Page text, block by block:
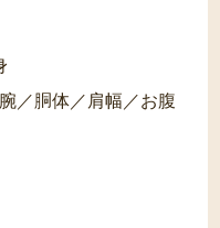
／胴体／肩幅／お腹